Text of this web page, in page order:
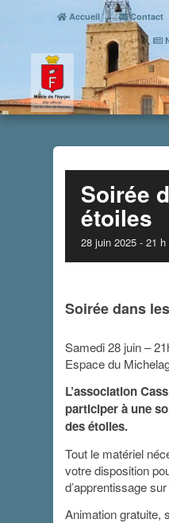
Accueil Contact
Soirée
étoiles
28 juin 2025 - 21
Soirée dans
Samedi 28 juin –
Espace du
L’association
participer à une
des étoiles.
Tout le matériel
votre disposition
d’apprentissage
Animation gratuite,